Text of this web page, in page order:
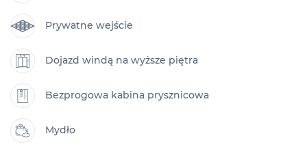
Prywatne wejście
Dojazd windą na wyższe piętra
Bezprogowa kabina prysznicowa
Mydło